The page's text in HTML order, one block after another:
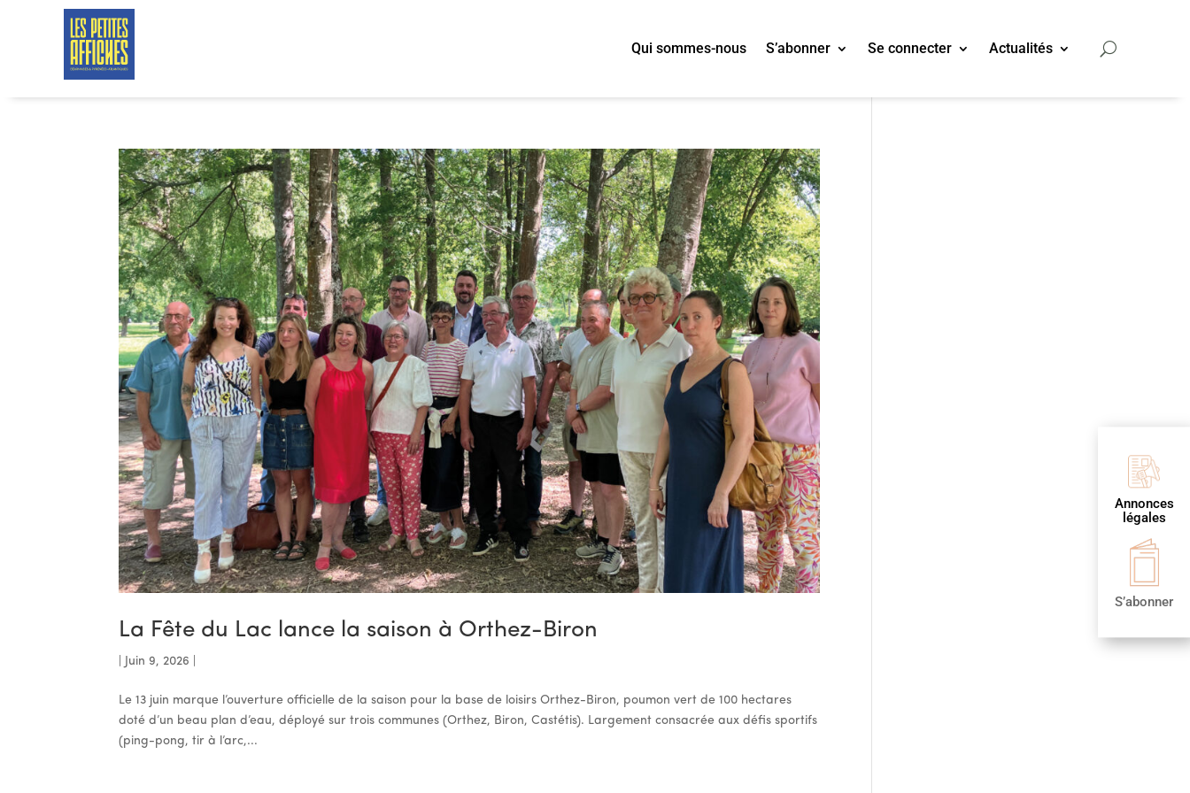
Qui sommes-nous S’abonner Se connecter Actualités
Annonces
légales
S’abonner
La Fête du Lac lance la saison à Orthez-Biron
Juin 9, 2026
Le 13 juin marque l’ouverture officielle de la saison pour la base de loisirs Orthez-Biron, poumon vert de 100 hectares
doté d’un beau plan d’eau, déployé sur trois communes (Orthez, Biron, Castétis). Largement consacrée aux défis sportifs
(ping-pong, tir à l’arc,...